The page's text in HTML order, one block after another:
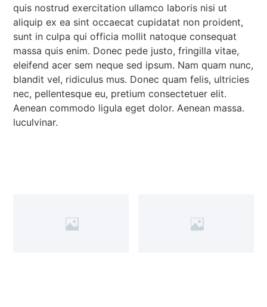
quis nostrud exercitation ullamco laboris nisi ut
aliquip ex ea sint occaecat cupidatat non proident,
sunt in culpa qui officia mollit natoque consequat
massa quis enim. Donec pede justo, fringilla vitae,
eleifend acer sem neque sed ipsum. Nam quam nunc,
blandit vel, ridiculus mus. Donec quam felis, ultricies
nec, pellentesque eu, pretium consectetuer elit.
Aenean commodo ligula eget dolor. Aenean massa.
luculvinar.